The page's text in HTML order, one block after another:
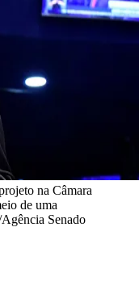
na Câmara
de uma
Senado